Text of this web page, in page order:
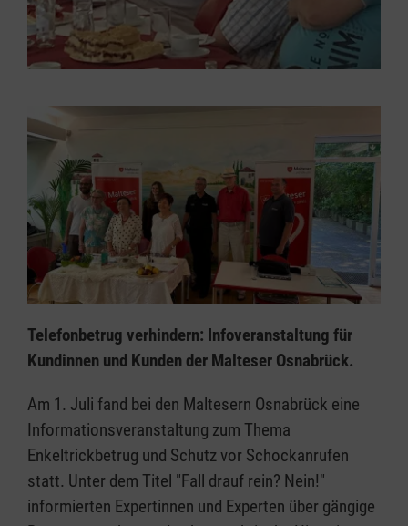
Telefonbetrug verhindern: Infoveranstaltung für
Kundinnen und Kunden der Malteser Osnabrück.
Am 1. Juli fand bei den Maltesern Osnabrück eine
Informationsveranstaltung zum Thema
Enkeltrickbetrug und Schutz vor Schockanrufen
statt. Unter dem Titel "Fall drauf rein? Nein!"
informierten Expertinnen und Experten über gängige